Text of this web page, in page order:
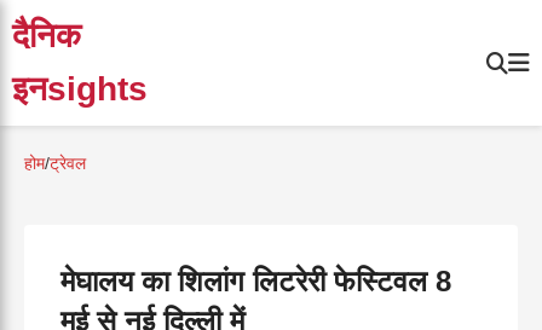
दैनिक
इनsights
होम/ट्रेवल
मेघालय का शिलांग लिटरेरी फेस्टिवल 8
मई से नई दिल्ली में